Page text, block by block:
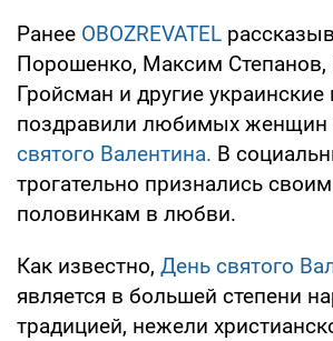
Ранее OBOZREVATEL
Порошенко, Максим
Гройсман и другие украинские
поздравили любимых женщин
святого Валентина. В
трогательно признались
половинкам в любви.
Как известно, День святого
является в большей степени
традицией, нежели